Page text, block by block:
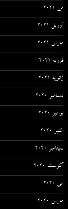
می 2021
آوریل 2021
مارس 2021
فوریه 2021
ژانویه 2021
دسامبر 2020
نوامبر 2020
اکتبر 2020
سپتامبر 2020
آگوست 2020
می 2020
مارس 2020